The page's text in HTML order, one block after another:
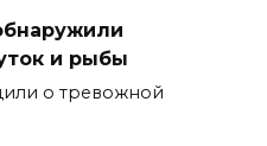
и рыбы
о тревожной